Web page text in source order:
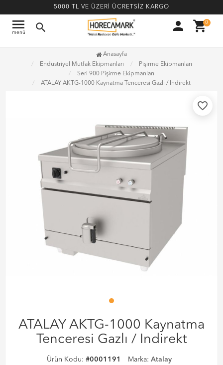
5000 TL VE ÜZERİ ÜCRETSİZ KARGO
menu
menü search person shopping_cart0
Anasayfa
Endüstriyel Mutfak Ekipmanları
Pişirme Ekipmanları
Seri 900 Pişirme Ekipmanları
ATALAY AKTG-1000 Kaynatma Tenceresi Gazlı / Indirekt
favorite_border
ATALAY AKTG-1000 Kaynatma
Tenceresi Gazlı / Indirekt
Ürün Kodu: #0001191 Marka: Atalay